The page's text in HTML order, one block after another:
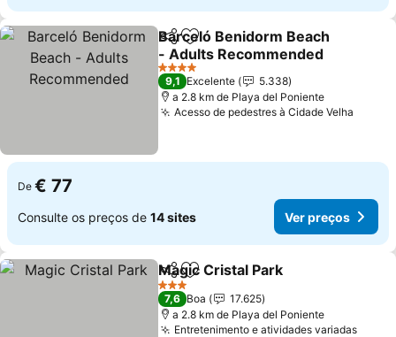
PartilharAdicionar aos favoritos
Barceló Benidorm Beach
- Adults Recommended
4 Estrelas
9,1 Excelente
5.338
a 2.8 km de Playa del Poniente
Acesso de pedestres à Cidade Velha
De € 77
Consulte os preços de 14 sites Ver preços
PartilharAdicionar aos favoritos
Magic Cristal Park
3 Estrelas
7,6 Boa
17.625
a 2.8 km de Playa del Poniente
Entretenimento e atividades variadas